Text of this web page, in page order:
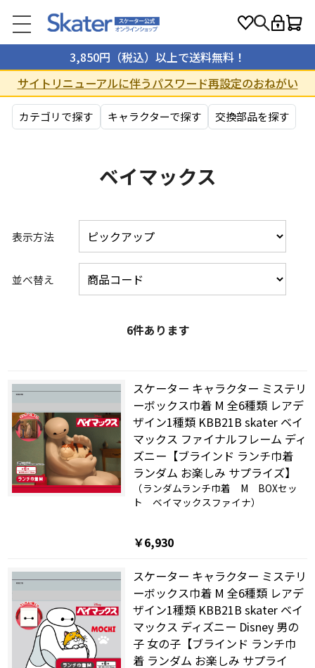
3,850円（税込）以上で送料無料！
サイトリニューアルに伴うパスワード再設定のおねがい
カテゴリで探す キャラクターで探す 交換部品を探す
ベイマックス
表示方法
並べ替え
6件あります
スケーター キャラクター ミステリ
ーボックス巾着 M 全6種類 レアデ
ザイン1種類 KBB21B skater ベイ
マックス ファイナルフレーム ディ
ズニー【ブラインド ランチ巾着
ランダム お楽しみ サプライズ】
（ランダムランチ巾着 M BOXセッ
ト ベイマックスファイナ）
￥6,930
スケーター キャラクター ミステリ
ーボックス巾着 M 全6種類 レアデ
ザイン1種類 KBB21B skater ベイ
マックス ディズニー Disney 男の
子 女の子【ブラインド ランチ巾
着 ランダム お楽しみ サプライ